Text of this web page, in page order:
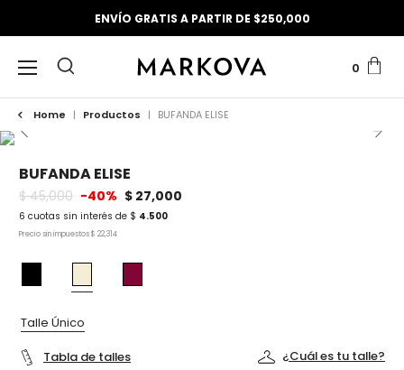
ENVÍO GRATIS A PARTIR DE $250,000
0
Home | Productos | BUFANDA ELISE
BUFANDA ELISE
$ 45,000 -40% $ 27,000
6 cuotas sin interés de $ 4.500
Precio sin impuestos $ 22,314
Talle Único
Tabla de talles
¿Cuál es tu talle?